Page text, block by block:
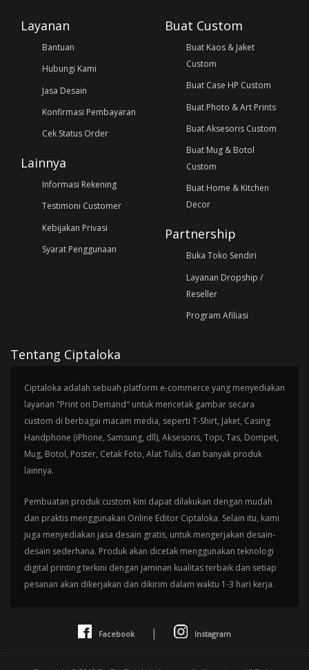
Layanan
Bantuan
Hubungi Kami
Jasa Desain
Konfirmasi Pembayaran
Cek Status Order
Lainnya
Informasi Rekening
Testimoni Customer
Kebijakan Privasi
Syarat Penggunaan
Buat Custom
Buat Kaos & Jaket
Custom
Buat Case HP Custom
Buat Photo & Art Prints
Buat Aksesoris Custom
Buat Mug & Botol
Custom
Buat Home & Kitchen
Decor
Partnership
Buka Toko Sendiri
Layanan Dropship /
Reseller
Program Afiliasi
Tentang Ciptaloka
Ciptaloka adalah sebuah platform e-commerce yang menyediakan
layanan "Print on Demand" untuk mencetak gambar secara
custom di berbagai macam media, seperti T-Shirt, Jaket, Casing
Handphone (iPhone, Samsung, dll), Aksesoris, Topi, Tas, Dompet,
Mug, Botol, Poster, Cetak Foto, Alat Tulis, dan banyak produk
lainnya.
Pembuatan produk custom kini dapat dilakukan dengan mudah
dan praktis menggunakan Online Editor Ciptaloka. Selain itu, kami
juga menyediakan jasa desain gratis, untuk mengerjakan desain-
desain sederhana. Produk akan dicetak menggunakan teknologi
digital printing terkini dengan jaminan kualitas terbaik dan setiap
pesanan akan dikerjakan dan dikirim dalam waktu 1-3 hari kerja.
Facebook | Instagram